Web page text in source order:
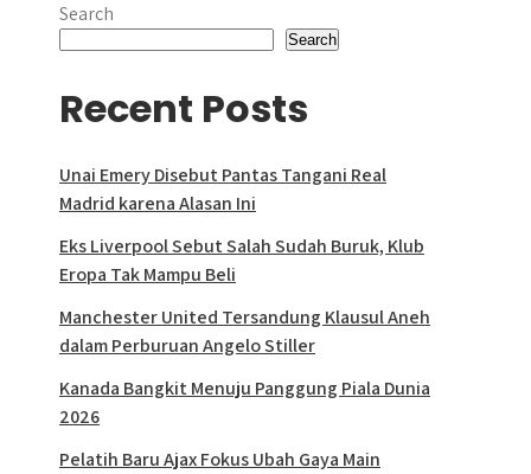
Search
Search
Recent Posts
Unai Emery Disebut Pantas Tangani Real
Madrid karena Alasan Ini
Eks Liverpool Sebut Salah Sudah Buruk, Klub
Eropa Tak Mampu Beli
Manchester United Tersandung Klausul Aneh
dalam Perburuan Angelo Stiller
Kanada Bangkit Menuju Panggung Piala Dunia
2026
Pelatih Baru Ajax Fokus Ubah Gaya Main